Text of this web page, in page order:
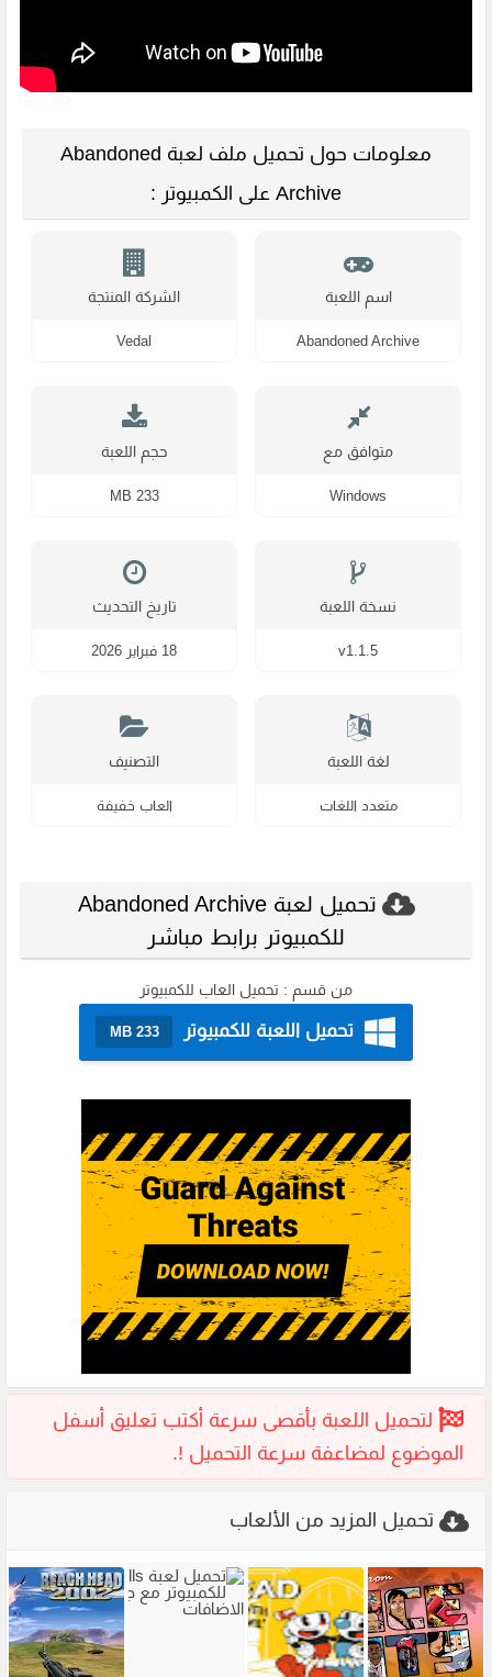
معلومات حول تحميل ملف لعبة Abandoned
Archive على الكمبيوتر :
اسم اللعبة
Abandoned Archive
الشركة المنتجة
Vedal
متوافق مع
Windows
حجم اللعبة
233 MB
نسخة اللعبة
v1.1.5
تاريخ التحديث
18 فبراير 2026
لغة اللعبة
متعدد اللغات
التصنيف
العاب خفيفة
تحميل لعبة Abandoned Archive
للكمبيوتر برابط مباشر
من قسم : تحميل العاب للكمبيوتر
تحميل اللعبة للكمبيوتر 233 MB
تحميل المزيد من الألعاب